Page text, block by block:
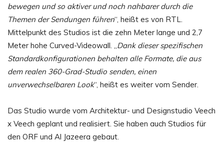
bewegen und so aktiver und noch nahbarer durch die
Themen der Sendungen führen“, heißt es von RTL.
Mittelpunkt des Studios ist die zehn Meter lange und 2,7
Meter hohe Curved-Videowall. „ Dank dieser spezifischen
Standardkonfigurationen behalten alle Formate, die aus
dem realen 360-Grad-Studio senden, einen
unverwechselbaren Look“, heißt es weiter vom Sender.
Das Studio wurde vom Architektur- und Designstudio Veech
x Veech geplant und realisiert. Sie haben auch Studios für
den ORF und Al Jazeera gebaut.